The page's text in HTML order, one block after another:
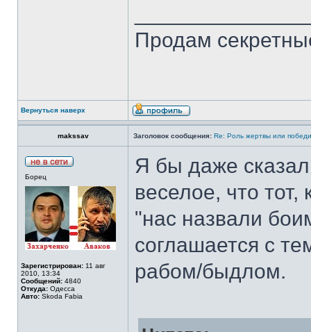
Продам
Вернуться наверх
makssav Заголовок сообщения: Re: Роль жертвы или
Борец
Зарегистрирован: 11 авг
2010, 13:34
Сообщений: 4840
Откуда: Одесса
Авто: Skoda Fabia
Я бы даже
веселое, что тот,
"нас назвали
соглашается с
рабом/быдлом.